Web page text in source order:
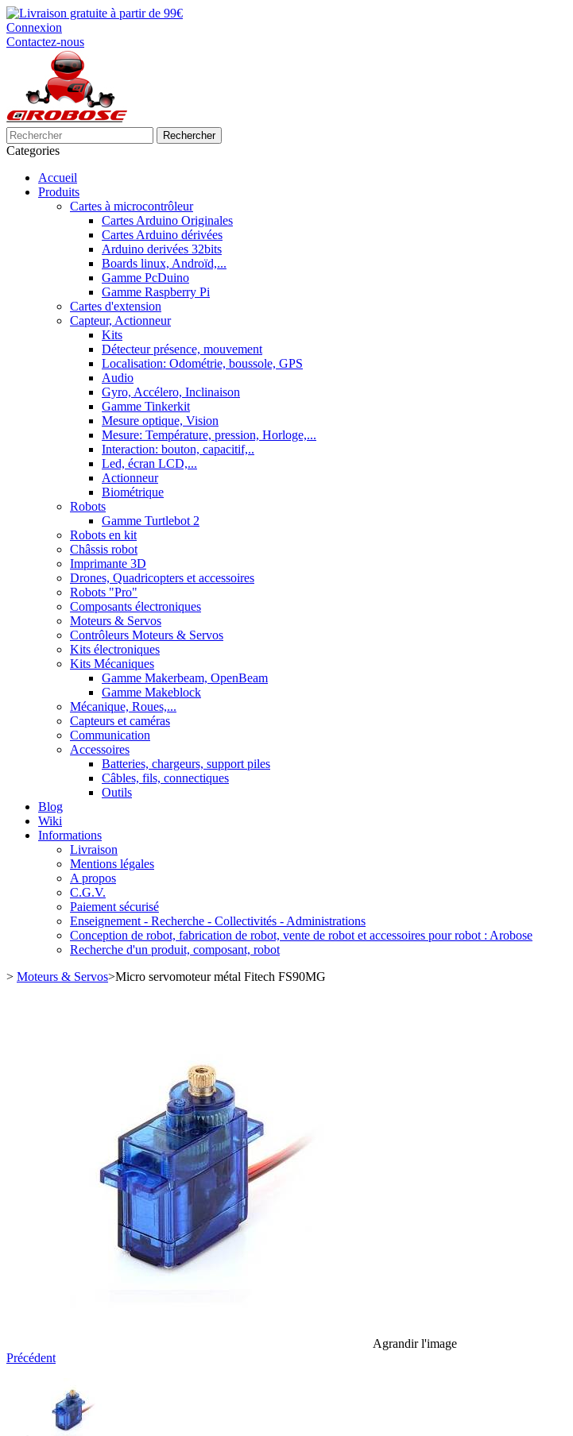
Connexion
Contactez-nous
Rechercher
Categories
Accueil
Produits
Cartes à microcontrôleur
Cartes Arduino Originales
Cartes Arduino dérivées
Arduino derivées 32bits
Boards linux, Androïd,...
Gamme PcDuino
Gamme Raspberry Pi
Cartes d'extension
Capteur, Actionneur
Kits
Détecteur présence, mouvement
Localisation: Odométrie, boussole, GPS
Audio
Gyro, Accélero, Inclinaison
Gamme Tinkerkit
Mesure optique, Vision
Mesure: Température, pression, Horloge,...
Interaction: bouton, capacitif,..
Led, écran LCD,...
Actionneur
Biométrique
Robots
Gamme Turtlebot 2
Robots en kit
Châssis robot
Imprimante 3D
Drones, Quadricopters et accessoires
Robots "Pro"
Composants électroniques
Moteurs & Servos
Contrôleurs Moteurs & Servos
Kits électroniques
Kits Mécaniques
Gamme Makerbeam, OpenBeam
Gamme Makeblock
Mécanique, Roues,...
Capteurs et caméras
Communication
Accessoires
Batteries, chargeurs, support piles
Câbles, fils, connectiques
Outils
Blog
Wiki
Informations
Livraison
Mentions légales
A propos
C.G.V.
Paiement sécurisé
Enseignement - Recherche - Collectivités - Administrations
Conception de robot, fabrication de robot, vente de robot et accessoires pour robot : Arobose
Recherche d'un produit, composant, robot
> Moteurs & Servos>Micro servomoteur métal Fitech FS90MG
Agrandir l'image
Précédent